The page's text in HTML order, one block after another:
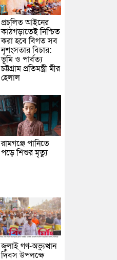
প্রচলিত আইনের
কাঠগড়াতেই নিশ্চিত
করা হবে বিগত সব
নৃশংসতার বিচার:
ভূমি ও পার্বত্য
চট্টগ্রাম প্রতিমন্ত্রী মীর
হেলাল
রামগঞ্জে পানিতে
পড়ে শিশুর মৃত্যু
জুলাই গণ-অভ্যুত্থান
দিবস উপলক্ষে